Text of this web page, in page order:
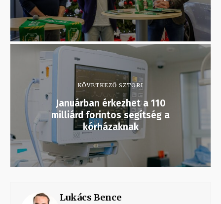
KÖVETKEZŐ SZTORI
Januárban érkezhet a 110
milliárd forintos segítség a
kórházaknak
Lukács Bence